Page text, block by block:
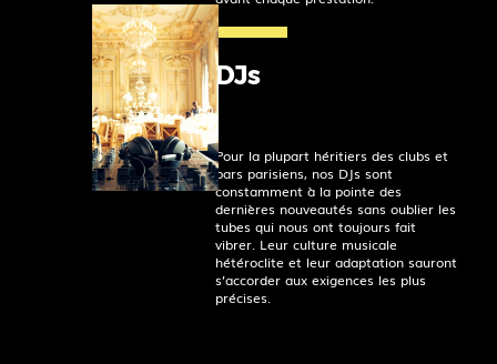
DJs
Pour la plupart héritiers des clubs et
bars parisiens, nos DJs sont
constamment à la pointe des
dernières nouveautés sans oublier les
tubes qui nous ont toujours fait
vibrer. Leur culture musicale
hétéroclite et leur adaptation sauront
s’accorder aux exigences les plus
précises.